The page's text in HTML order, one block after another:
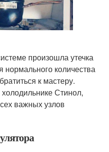
произошла утечка
количества
к мастеру.
Стинол,
важных узлов